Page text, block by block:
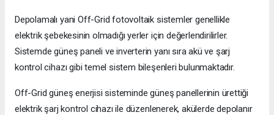
Depolamalı yani Off-Grid fotovoltaik sistemler genellikle
elektrik şebekesinin olmadığı yerler için değerlendirilirler.
Sistemde güneş paneli ve inverterin yanı sıra akü ve şarj
kontrol cihazı gibi temel sistem bileşenleri bulunmaktadır.
Off-Grid güneş enerjisi sisteminde güneş panellerinin ürettiği
elektrik şarj kontrol cihazı ile düzenlenerek, akülerde depolanır